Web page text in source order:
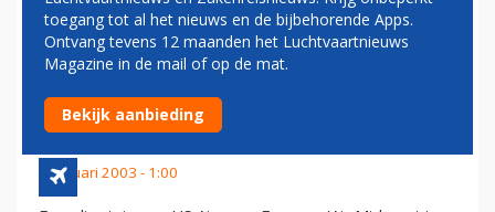
ONGELUK BEECH 1900D VAN
US AIRWAYS EXPRESS: 21
DODEN
8 januari 2003 - 1:00
toegang tot al het nieuws en de bijbehorende Apps.
Ontvang tevens 12 maanden het Luchtvaartnieuws
Magazine in de mail of op de mat.
Bekijk aanbieding